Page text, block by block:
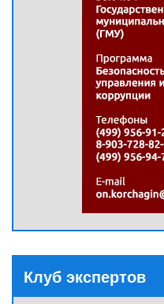
Клуб экспертов